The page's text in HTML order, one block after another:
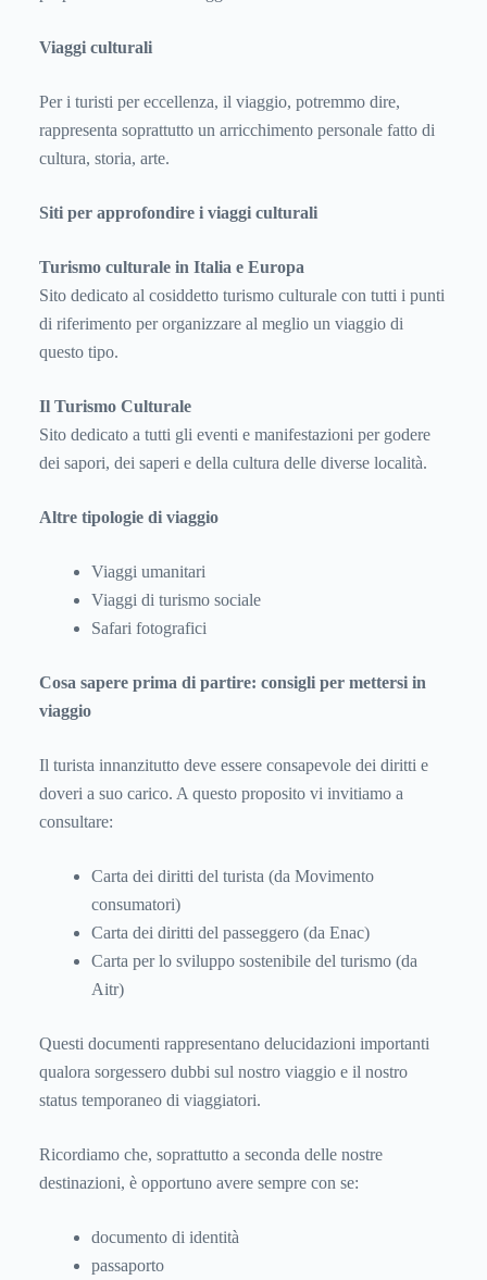
Viaggi culturali
Per i turisti per eccellenza, il viaggio, potremmo dire,
rappresenta soprattutto un arricchimento personale fatto di
cultura, storia, arte.
Siti per approfondire i viaggi culturali
Turismo culturale in Italia e Europa
Sito dedicato al cosiddetto turismo culturale con tutti i punti
di riferimento per organizzare al meglio un viaggio di
questo tipo.
Il Turismo Culturale
Sito dedicato a tutti gli eventi e manifestazioni per godere
dei sapori, dei saperi e della cultura delle diverse località.
Altre tipologie di viaggio
Viaggi umanitari
Viaggi di turismo sociale
Safari fotografici
Cosa sapere prima di partire: consigli per mettersi in
viaggio
Il turista innanzitutto deve essere consapevole dei diritti e
doveri a suo carico. A questo proposito vi invitiamo a
consultare:
Carta dei diritti del turista (da Movimento
consumatori)
Carta dei diritti del passeggero (da Enac)
Carta per lo sviluppo sostenibile del turismo (da
Aitr)
Questi documenti rappresentano delucidazioni importanti
qualora sorgessero dubbi sul nostro viaggio e il nostro
status temporaneo di viaggiatori.
Ricordiamo che, soprattutto a seconda delle nostre
destinazioni, è opportuno avere sempre con se:
documento di identità
passaporto